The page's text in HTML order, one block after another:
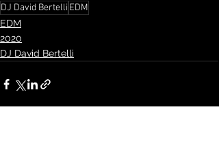
DJ David Bertelli EDM
EDM
2020
DJ David Bertelli